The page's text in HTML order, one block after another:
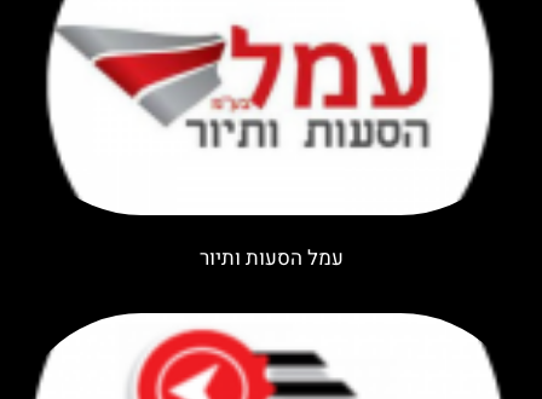
עמל הסעות ותיור